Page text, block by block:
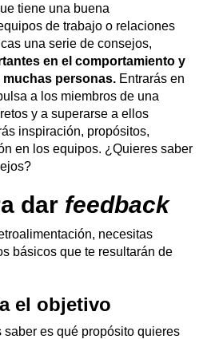
tiene una buena
de trabajo o relaciones
una serie de consejos,
en el comportamiento y
muchas personas. Entrarás en
a los miembros de una
y a superarse a ellos
inspiración, propósitos,
en los equipos. ¿Quieres saber
dar feedback
necesitas
básicos que te resultarán de
el objetivo
saber es qué propósito quieres